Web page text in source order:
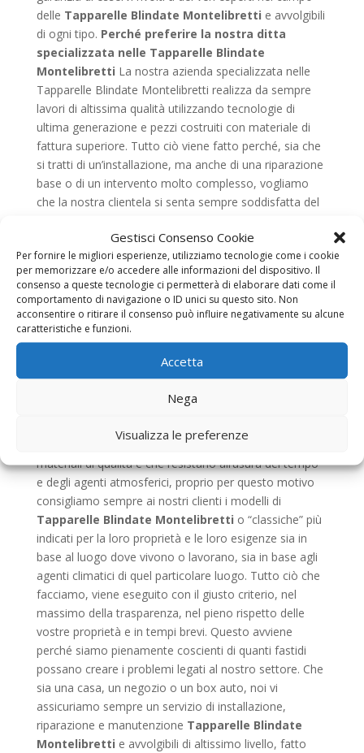
Gestisci Consenso Cookie
Per fornire le migliori esperienze, utilizziamo tecnologie come i cookie
per memorizzare e/o accedere alle informazioni del dispositivo. Il
consenso a queste tecnologie ci permetterà di elaborare dati come il
comportamento di navigazione o ID unici su questo sito. Non
acconsentire o ritirare il consenso può influire negativamente su alcune
caratteristiche e funzioni.
Accetta
Nega
Visualizza le preferenze
delle Tapparelle Blindate Montelibretti e avvolgibili
di ogni tipo. Perché preferire la nostra ditta
specializzata nelle Tapparelle Blindate
Montelibretti La nostra azienda specializzata nelle
Tapparelle Blindate Montelibretti realizza da sempre
lavori di altissima qualità utilizzando tecnologie di
ultima generazione e pezzi costruiti con materiale di
fattura superiore. Tutto ciò viene fatto perché, sia che
si tratti di un’installazione, ma anche di una riparazione
base o di un intervento molto complesso, vogliamo
che la nostra clientela si senta sempre soddisfatta del
appartamento, ma anche le saracinesche di un’attività
commerciale, sia le porte basculanti di un garage, o le
serrande a motore di un box auto, per la nostra ditta
specializzata nelleTapparelle Blindate
Montelibrettinon fa alcuna differenza. I nostri addetti
e il nostro team di pronto intervento, infatti, sapranno
indicata per le vostre esigenze, consigliandovi per il
maggior numero possibile di soluzioni. Il nostro team
avvolgibili che funzionino bene, che siano fatti di
materiali di qualità e che resistano all’usura del tempo
e degli agenti atmosferici, proprio per questo motivo
consigliamo sempre ai nostri clienti i modelli di
Tapparelle Blindate Montelibretti o “classiche” più
indicati per la loro proprietà e le loro esigenze sia in
base al luogo dove vivono o lavorano, sia in base agli
agenti climatici di quel particolare luogo. Tutto ciò che
facciamo, viene eseguito con il giusto criterio, nel
massimo della trasparenza, nel pieno rispetto delle
vostre proprietà e in tempi brevi. Questo avviene
perché siamo pienamente coscienti di quanti fastidi
possano creare i problemi legati al nostro settore. Che
sia una casa, un negozio o un box auto, noi vi
assicuriamo sempre un servizio di installazione,
riparazione e manutenzione Tapparelle Blindate
Montelibretti e avvolgibili di altissimo livello, fatto